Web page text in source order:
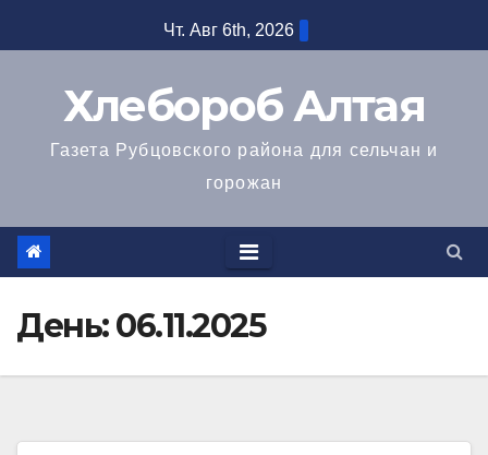
к
Чт. Авг 6th, 2026
Хлебороб Алтая
Газета Рубцовского района для сельчан и
горожан
День:06.11.2025